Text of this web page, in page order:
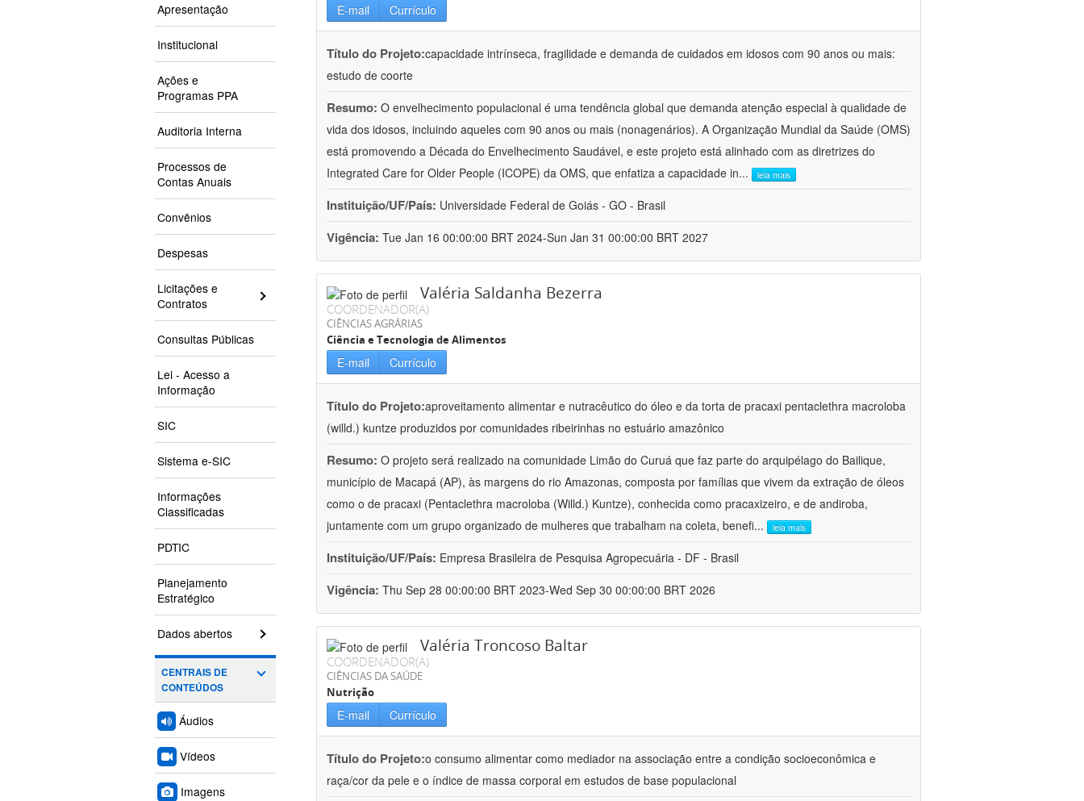
Apresentação
Institucional
Ações e
Programas PPA
Auditoria Interna
Processos de
Contas Anuais
Convênios
Despesas
Licitações e
Contratos
Consultas Públicas
Lei - Acesso a
Informação
SIC
Sistema e-SIC
Informações
Classificadas
PDTIC
Planejamento
Estratégico
Dados abertos
CENTRAIS DE
CONTEÚDOS
Áudios
Vídeos
Imagens
E-mail Currículo
Título do Projeto:capacidade intrínseca, fragilidade e demanda de cuidados em idosos com 90 anos ou mais:
estudo de coorte
Resumo: O envelhecimento populacional é uma tendência global que demanda atenção especial à qualidade de
vida dos idosos, incluindo aqueles com 90 anos ou mais (nonagenários). A Organização Mundial da Saúde (OMS)
está promovendo a Década do Envelhecimento Saudável, e este projeto está alinhado com as diretrizes do
Integrated Care for Older People (ICOPE) da OMS, que enfatiza a capacidade in... leia mais
Instituição/UF/País: Universidade Federal de Goiás - GO - Brasil
Vigência: Tue Jan 16 00:00:00 BRT 2024-Sun Jan 31 00:00:00 BRT 2027
Valéria Saldanha Bezerra
COORDENADOR(A)
CIÊNCIAS AGRÁRIAS
Ciência e Tecnologia de Alimentos
E-mail Currículo
Título do Projeto:aproveitamento alimentar e nutracêutico do óleo e da torta de pracaxi pentaclethra macroloba
(willd.) kuntze produzidos por comunidades ribeirinhas no estuário amazônico
Resumo: O projeto será realizado na comunidade Limão do Curuá que faz parte do arquipélago do Bailique,
município de Macapá (AP), às margens do rio Amazonas, composta por famílias que vivem da extração de óleos
como o de pracaxi (Pentaclethra macroloba (Willd.) Kuntze), conhecida como pracaxizeiro, e de andiroba,
juntamente com um grupo organizado de mulheres que trabalham na coleta, benefi... leia mais
Instituição/UF/País: Empresa Brasileira de Pesquisa Agropecuária - DF - Brasil
Vigência: Thu Sep 28 00:00:00 BRT 2023-Wed Sep 30 00:00:00 BRT 2026
Valéria Troncoso Baltar
COORDENADOR(A)
CIÊNCIAS DA SAÚDE
Nutrição
E-mail Currículo
Título do Projeto:o consumo alimentar como mediador na associação entre a condição socioeconômica e
raça/cor da pele e o índice de massa corporal em estudos de base populacional